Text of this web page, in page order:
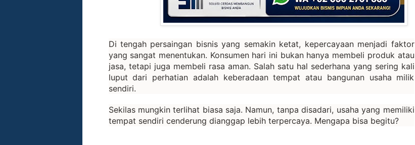
Di tengah persaingan bisnis yang semakin ketat, kepercayaan menjadi faktor
yang sangat menentukan. Konsumen hari ini bukan hanya membeli produk atau
jasa, tetapi juga membeli rasa aman. Salah satu hal sederhana yang sering kali
luput dari perhatian adalah keberadaan tempat atau bangunan usaha milik
sendiri.
Sekilas mungkin terlihat biasa saja. Namun, tanpa disadari, usaha yang memiliki
tempat sendiri cenderung dianggap lebih terpercaya. Mengapa bisa begitu?